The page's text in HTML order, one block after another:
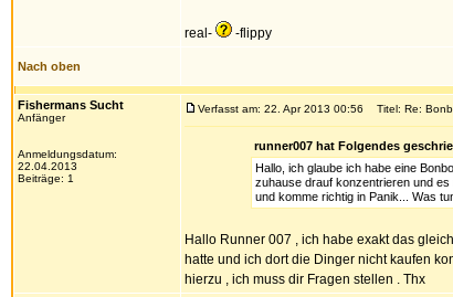
real- -flippy
Nach oben
Fishermans Sucht
Anfänger
Anmeldungsdatum:
22.04.2013
Beiträge: 1
Verfasst am: 22. Apr 2013 00:56 Titel: Re:
runner007 hat Folgendes
Hallo, ich glaube ich habe eine
zuhause drauf konzentrieren und
und komme richtig in Panik... Was
Hallo Runner 007 , ich habe exakt das
hatte und ich dort die Dinger nicht kaufen
hierzu , ich muss dir Fragen stellen . Thx